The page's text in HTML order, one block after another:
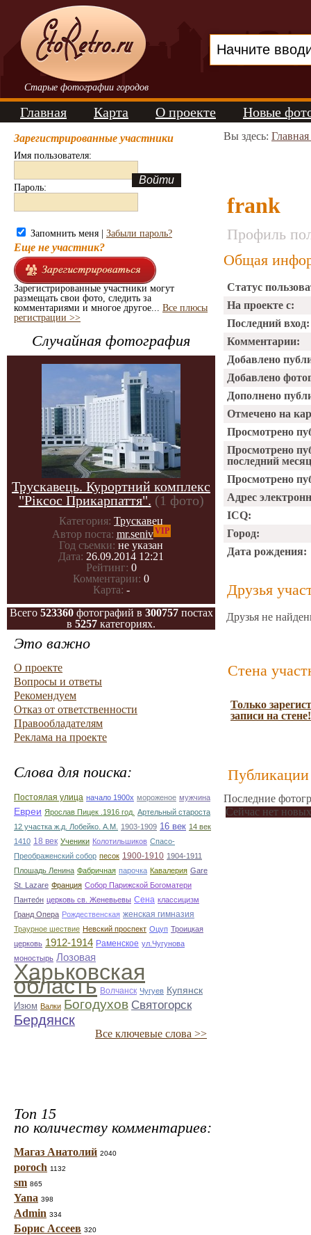
Старые фотографии городов
Главная Карта О проекте Новые
Зарегистрированные участники
Имя пользователя:
Пароль:
Запомнить меня | Забыли пароль?
Еще не участник?
Зарегистрированные участники могут
размещать свои фото, следить за
комментариями и многое другое... Все плюсы
регистрации >>
Случайная фотография
Трускавець. Курортний комплекс
"Ріксос Прикарпаття". (1 фото)
Категория: Трускавец
Автор поста: mr.senivVIP
Год съемки: не указан
Дата: 26.09.2014 12:21
Рейтинг: 0
Комментарии: 0
Карта: -
Всего 523360фотографий в 300757постах
в 5257 категориях.
Это важно
О проекте
Вопросы и ответы
Рекомендуем
Отказ от ответственности
Правообладателям
Реклама на проекте
Слова для поиска:
Постоялая улица начало 1900х мороженое мужчина
Евреи Ярослав Пицек .1916 год. Артельный староста
12 участка ж.д. Лобейко. А.М.
1903-1909 16 век 14 век
1410 18 век Ученики Колотильшиков Спасо-
Преображенский собор песок 1900-1910 1904-1911
Плошадь Ленина Фабричная парочка Кавалерия Gare
St. Lazare Франция Собор Парижской Богоматери
Пантео́н церковь св. Женевьевы Сена классицизм
Гранд Опера Рождественская женская гимназия
Траурное шествие Невский проспект Оцуп Троицкая
церковь 1912-1914 Раменское ул.Чугунова
моностырь Лозовая
Харьковская
область Волчанск Чугуев Купянск
Изюм Валки Богодухов Святогорск
Бердянск
Все ключевые слова >>
Топ 15
по количеству комментариев:
Магаз Анатолий 2040
poroch 1132
sm 865
Yana 398
Admin 334
Борис Ассеев 320
Вы здесь:
frank
Профиль
Общая
Статус
На проекте с:
Последний вход:
Комментарии:
Добавлено
Добавлено
Дополнено
Отмечено на
Просмотрено
Просмотрено
последний
Просмотрено
Адрес
ICQ:
Город:
Дата рождения:
Друзья
Друзья не
Стена
Только
записи на стене!
Публикации
Последние
Сейчас нет